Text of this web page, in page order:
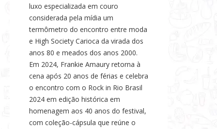
luxo especializada em couro
considerada pela mídia um
termômetro do encontro entre moda
e High Society Carioca da virada dos
anos 80 e meados dos anos 2000.
Em 2024, Frankie Amaury retorna à
cena após 20 anos de férias e celebra
o encontro com o Rock in Rio Brasil
2024 em edição histórica em
homenagem aos 40 anos do festival,
com coleção-cápsula que reúne o